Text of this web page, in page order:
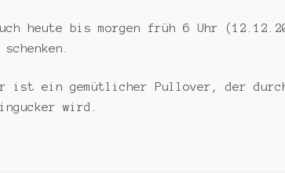
heute bis morgen früh 6 Uhr
schenken.
ist ein gemütlicher Pullover, der
wird.